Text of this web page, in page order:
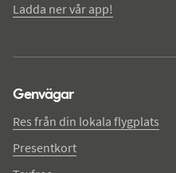
Ladda ner vår app!
Genvägar
Res från din lokala flygplats
Presentkort